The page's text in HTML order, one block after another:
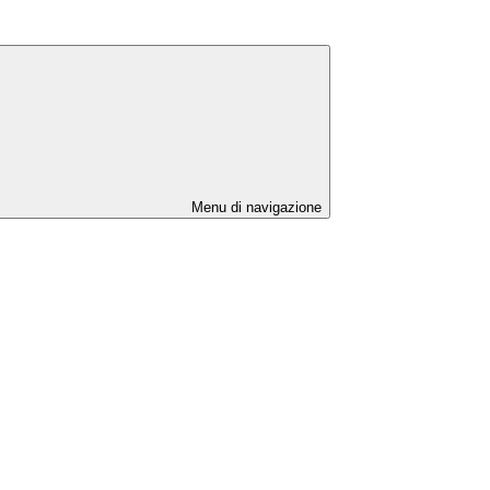
Menu di navigazione